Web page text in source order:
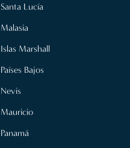
Santa Lucía
Malasia
Islas Marshall
Países Bajos
Nevis
Mauricio
Panamá